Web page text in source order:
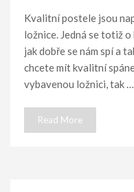
Kvalitní postele jsou
ložnice. Jedná se totiž
jak dobře se nám spí a
chcete mít kvalitní
vybavenou ložnici, tak …
Read More